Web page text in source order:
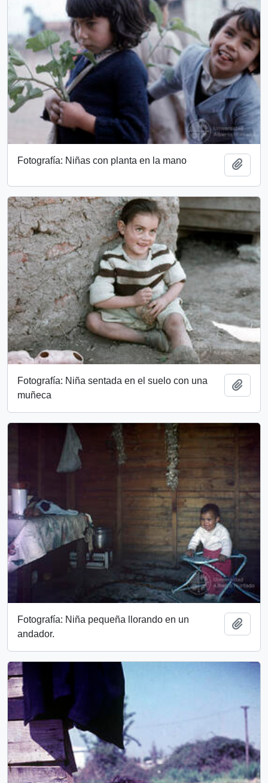
Fotografía: Niñas con planta en la mano
Fotografía: Niña sentada en el suelo con una
muñeca
Fotografía: Niña pequeña llorando en un
andador.